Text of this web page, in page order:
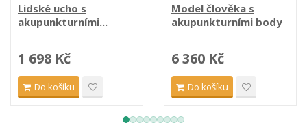
Lidské ucho s
akupunkturními...
1 698 Kč
Do košíku
Model člověka s
akupunkturními body
6 360 Kč
Do košíku